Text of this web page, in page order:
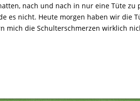
nach und nach in nur eine Tüte
es nicht. Heute morgen haben wir die
mich die Schulterschmerzen wirklich